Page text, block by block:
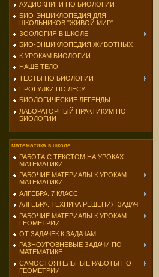
АУДИОКНИГИ ПО БИОЛОГИИ
БИО-ЭНЦИКЛОПЕДИЯ ДЛЯ
ШКОЛЬНИКОВ "ЖИВОЙ МИР"
ЗООЛОГИЯ В ШКОЛЕ
БИО-ЭНЦИКЛОПЕДИЯ ЖИВОТНЫХ
К УРОКАМ БИОЛОГИИ
НАШЕ ТЕЛО
ТЕСТЫ ПО БИОЛОГИИ
ПРОГУЛКИ ПО ЛЕСУ
БИОЛОГИЧЕСКИЕ ЛЕГЕНДЫ
ЛАБОРАТОРНЫЙ ПРАКТИКУМ ПО
БИОЛОГИИ
математика в школе
РАБОТА С ТЕКСТОМ НА УРОКАХ
МАТЕМАТИКИ
РАБОЧИЕ МАТЕРИАЛЫ К УРОКАМ
МАТЕМАТИКИ
АЛГЕБРА. 7 КЛАСС
АЛГЕБРА. ТЕХНИКА РЕШЕНИЯ ЗАДАЧ
РАБОЧИЕ МАТЕРИАЛЫ К УРОКАМ
ГЕОМЕТРИИ
ОТ ЗАДАЧЕК К ЗАДАЧАМ
РАЗНОУРОВНЕВЫЕ ЗАДАЧИ ПО
МАТЕМАТИКЕ
САМОСТОЯТЕЛЬНЫЕ РАБОТЫ ПО
ГЕОМЕТРИИ